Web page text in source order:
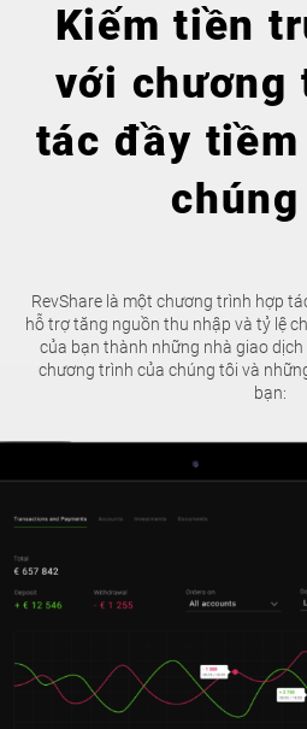
Kiếm tiền
với chương
tác đầy tiềm
RevShare là một chương trình hợp
hỗ trợ tăng nguồn thu nhập và tỷ lệ
của bạn thành những nhà giao
chương trình của chúng tôi và
bạn: